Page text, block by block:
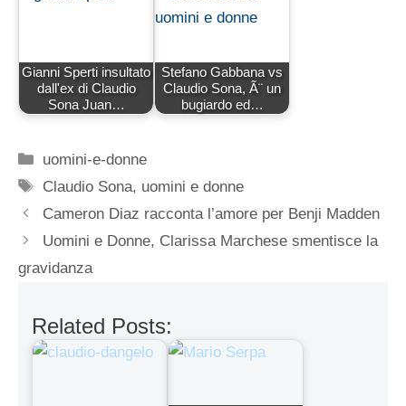
Gianni Sperti insultato
dall'ex di Claudio
Sona Juan…
Stefano Gabbana vs
Claudio Sona, Ã¨ un
bugiardo ed…
Categorie
uomini-e-donne
Tag
Claudio Sona, uomini e donne
Cameron Diaz racconta l’amore per Benji Madden
Uomini e Donne, Clarissa Marchese smentisce la
gravidanza
Related Posts: